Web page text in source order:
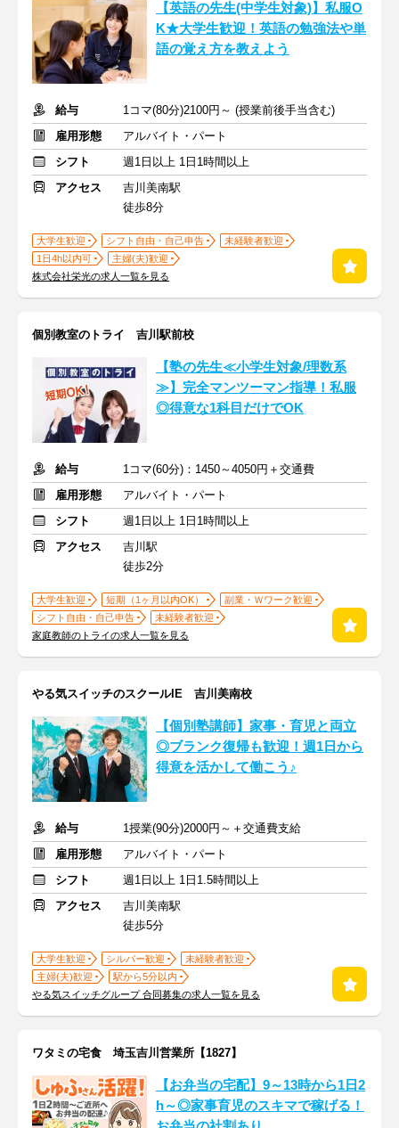
【英語の先生(中学生対象)】私服O
K★大学生歓迎！英語の勉強法や単
語の覚え方を教えよう
給与
1コマ(80分)2100円～ (授業前後手当含む)
雇用形態
アルバイト・パート
シフト
週1日以上 1日1時間以上
アクセス
吉川美南駅
徒歩8分
大学生歓迎 シフト自由・自己申告
未経験者歓迎
1日4h以内可
主婦(夫)歓迎
株式会社栄光の求人一覧を見る
個別教室のトライ 吉川駅前校
【塾の先生≪小学生対象/理数系
≫】完全マンツーマン指導！私服
◎得意な1科目だけでOK
給与
1コマ(60分)：1450～4050円＋交通費
雇用形態
アルバイト・パート
シフト
週1日以上 1日1時間以上
アクセス
吉川駅
徒歩2分
大学生歓迎 短期（1ヶ月以内OK）
副業・Ｗワーク歓迎
シフト自由・自己申告
未経験者歓迎
家庭教師のトライの求人一覧を見る
やる気スイッチのスクールIE 吉川美南校
【個別塾講師】家事・育児と両立
◎ブランク復帰も歓迎！週1日から
得意を活かして働こう♪
給与
1授業(90分)2000円～＋交通費支給
雇用形態
アルバイト・パート
シフト
週1日以上 1日1.5時間以上
アクセス
吉川美南駅
徒歩5分
大学生歓迎 シルバー歓迎
未経験者歓迎
主婦(夫)歓迎
駅から5分以内
やる気スイッチグループ 合同募集の求人一覧を見る
ワタミの宅食 埼玉吉川営業所【1827】
【お弁当の宅配】9～13時から1日2
h～◎家事育児のスキマで稼げる！